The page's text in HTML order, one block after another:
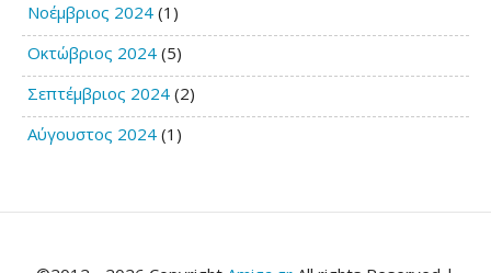
Νοέμβριος 2024 (1)
Οκτώβριος 2024 (5)
Σεπτέμβριος 2024 (2)
Αύγουστος 2024 (1)